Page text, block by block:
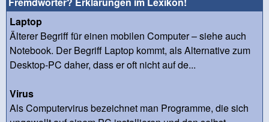
Laptop
Älterer Begriff für einen mobilen Computer – siehe auch
Notebook. Der Begriff Laptop kommt, als Alternative zum
Desktop-PC daher, dass er oft nicht auf de...
Virus
Als Computervirus bezeichnet man Programme, die sich